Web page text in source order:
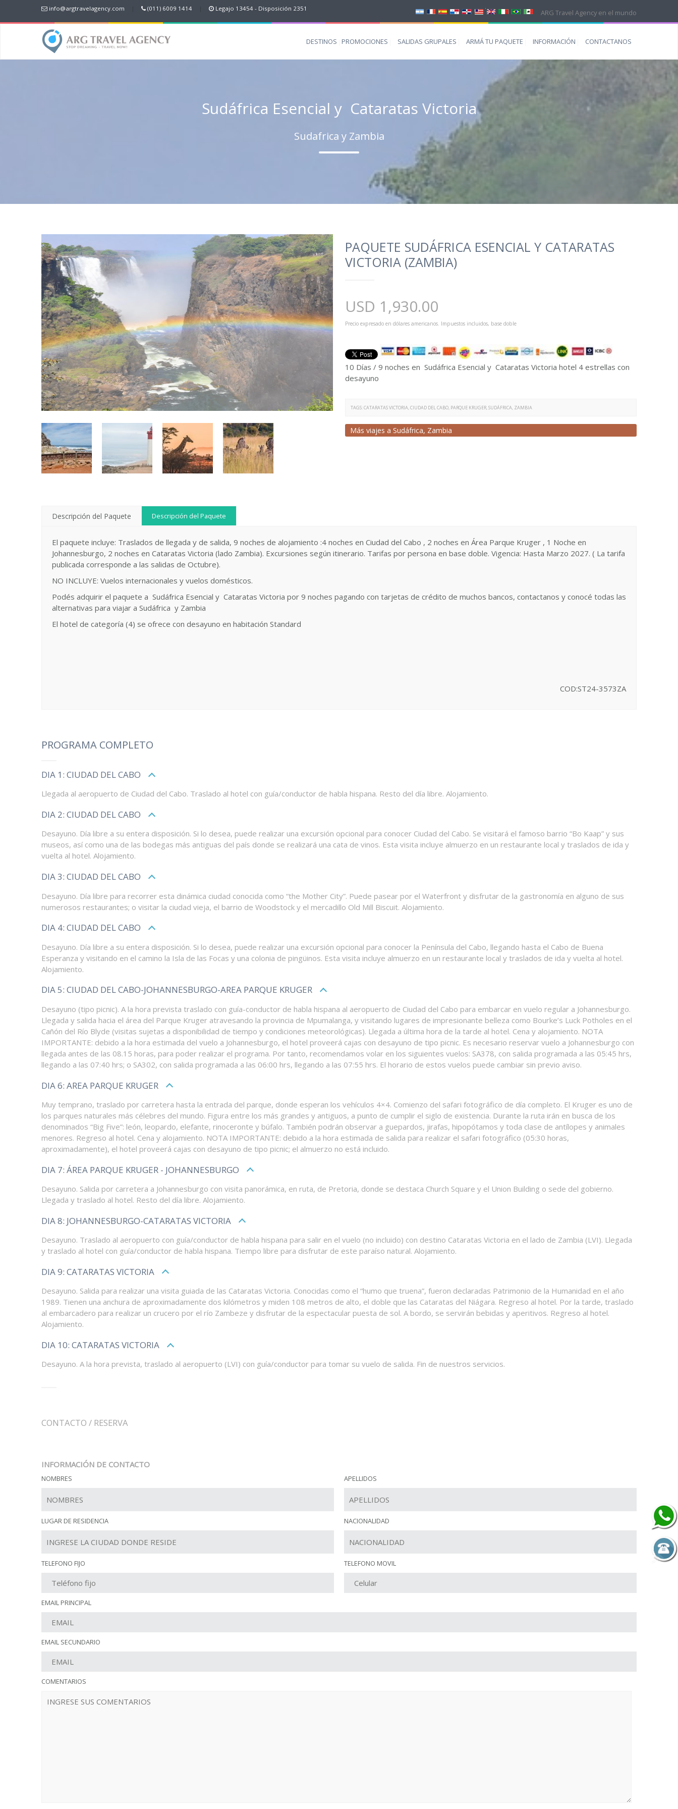
info@argtravelagency.com (011) 6009 1414 Legajo 13454 - Disposición 2351 ARG Travel Agency en el mundo
DESTINOS PROMOCIONES SALIDAS GRUPALES ARMÁ TU PAQUETE INFORMACIÓN CONTACTANOS
Sudáfrica Esencial y Cataratas Victoria
Sudafrica y Zambia
PAQUETE SUDÁFRICA ESENCIAL Y CATARATAS
VICTORIA (ZAMBIA)
USD 1,930.00
Precio expresado en dólares americanos. Impuestos incluidos, base doble
10 Días / 9 noches en Sudáfrica Esencial y Cataratas Victoria hotel 4 estrellas con
desayuno
TAGS:CATARATAS VICTORIA,CIUDAD DEL CABO, PARQUE KRUGER,SUDÁFRICA, ZAMBIA
Más viajes a Sudáfrica, Zambia
Descripción del Paquete Descripción del Paquete
El paquete incluye: Traslados de llegada y de salida, 9 noches de alojamiento :4 noches en Ciudad del Cabo , 2 noches en Área Parque Kruger , 1 Noche en
Johannesburgo, 2 noches en Cataratas Victoria (lado Zambia). Excursiones según itinerario. Tarifas por persona en base doble. Vigencia: Hasta Marzo 2027. ( La tarifa
publicada corresponde a las salidas de Octubre).
NO INCLUYE: Vuelos internacionales y vuelos domésticos.
Podés adquirir el paquete a Sudáfrica Esencial y Cataratas Victoria por 9 noches pagando con tarjetas de crédito de muchos bancos, contactanos y conocé todas las
alternativas para viajar a Sudáfrica y Zambia
El hotel de categoría (4) se ofrece con desayuno en habitación Standard
COD:ST24-3573ZA
PROGRAMA COMPLETO
DIA 1: CIUDAD DEL CABO
Llegada al aeropuerto de Ciudad del Cabo. Traslado al hotel con guía/conductor de habla hispana. Resto del día libre. Alojamiento.
DIA 2: CIUDAD DEL CABO
Desayuno. Día libre a su entera disposición. Si lo desea, puede realizar una excursión opcional para conocer Ciudad del Cabo. Se visitará el famoso barrio “Bo Kaap” y sus
museos, así como una de las bodegas más antiguas del país donde se realizará una cata de vinos. Esta visita incluye almuerzo en un restaurante local y traslados de ida y
vuelta al hotel. Alojamiento.
DIA 3: CIUDAD DEL CABO
Desayuno. Día libre para recorrer esta dinámica ciudad conocida como “the Mother City”. Puede pasear por el Waterfront y disfrutar de la gastronomía en alguno de sus
numerosos restaurantes; o visitar la ciudad vieja, el barrio de Woodstock y el mercadillo Old Mill Biscuit. Alojamiento.
DIA 4: CIUDAD DEL CABO
Desayuno. Día libre a su entera disposición. Si lo desea, puede realizar una excursión opcional para conocer la Península del Cabo, llegando hasta el Cabo de Buena
Esperanza y visitando en el camino la Isla de las Focas y una colonia de pingüinos. Esta visita incluye almuerzo en un restaurante local y traslados de ida y vuelta al hotel.
Alojamiento.
DIA 5: CIUDAD DEL CABO-JOHANNESBURGO-AREA PARQUE KRUGER
Desayuno (tipo picnic). A la hora prevista traslado con guía-conductor de habla hispana al aeropuerto de Ciudad del Cabo para embarcar en vuelo regular a Johannesburgo.
Llegada y salida hacia el área del Parque Kruger atravesando la provincia de Mpumalanga, y visitando lugares de impresionante belleza como Bourke’s Luck Potholes en el
Cañón del Río Blyde (visitas sujetas a disponibilidad de tiempo y condiciones meteorológicas). Llegada a última hora de la tarde al hotel. Cena y alojamiento. NOTA
IMPORTANTE: debido a la hora estimada del vuelo a Johannesburgo, el hotel proveerá cajas con desayuno de tipo picnic. Es necesario reservar vuelo a Johannesburgo con
llegada antes de las 08.15 horas, para poder realizar el programa. Por tanto, recomendamos volar en los siguientes vuelos: SA378, con salida programada a las 05:45 hrs,
llegando a las 07:40 hrs; o SA302, con salida programada a las 06:00 hrs, llegando a las 07:55 hrs. El horario de estos vuelos puede cambiar sin previo aviso.
DIA 6: AREA PARQUE KRUGER
Muy temprano, traslado por carretera hasta la entrada del parque, donde esperan los vehículos 4×4. Comienzo del safari fotográfico de día completo. El Kruger es uno de
los parques naturales más célebres del mundo. Figura entre los más grandes y antiguos, a punto de cumplir el siglo de existencia. Durante la ruta irán en busca de los
denominados “Big Five”: león, leopardo, elefante, rinoceronte y búfalo. También podrán observar a guepardos, jirafas, hipopótamos y toda clase de antílopes y animales
menores. Regreso al hotel. Cena y alojamiento. NOTA IMPORTANTE: debido a la hora estimada de salida para realizar el safari fotográfico (05:30 horas,
aproximadamente), el hotel proveerá cajas con desayuno de tipo picnic; el almuerzo no está incluido.
DIA 7: ÁREA PARQUE KRUGER - JOHANNESBURGO
Desayuno. Salida por carretera a Johannesburgo con visita panorámica, en ruta, de Pretoria, donde se destaca Church Square y el Union Building o sede del gobierno.
Llegada y traslado al hotel. Resto del día libre. Alojamiento.
DIA 8: JOHANNESBURGO-CATARATAS VICTORIA
Desayuno. Traslado al aeropuerto con guía/conductor de habla hispana para salir en el vuelo (no incluido) con destino Cataratas Victoria en el lado de Zambia (LVI). Llegada
y traslado al hotel con guía/conductor de habla hispana. Tiempo libre para disfrutar de este paraíso natural. Alojamiento.
DIA 9: CATARATAS VICTORIA
Desayuno. Salida para realizar una visita guiada de las Cataratas Victoria. Conocidas como el “humo que truena”, fueron declaradas Patrimonio de la Humanidad en el año
1989. Tienen una anchura de aproximadamente dos kilómetros y miden 108 metros de alto, el doble que las Cataratas del Niágara. Regreso al hotel. Por la tarde, traslado
al embarcadero para realizar un crucero por el río Zambeze y disfrutar de la espectacular puesta de sol. A bordo, se servirán bebidas y aperitivos. Regreso al hotel.
Alojamiento.
DIA 10: CATARATAS VICTORIA
Desayuno. A la hora prevista, traslado al aeropuerto (LVI) con guía/conductor para tomar su vuelo de salida. Fin de nuestros servicios.
CONTACTO / RESERVA
INFORMACIÓN DE CONTACTO
NOMBRES APELLIDOS
LUGAR DE RESIDENCIA NACIONALIDAD
TELEFONO FIJO TELEFONO MOVIL
EMAIL PRINCIPAL
EMAIL SECUNDARIO
COMENTARIOS